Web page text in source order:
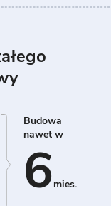
Budowa
nawet w
6 mies.